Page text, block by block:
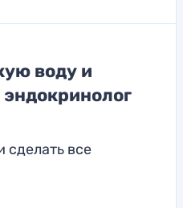
воду и
сделать все